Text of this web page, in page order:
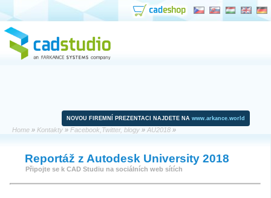
NOVOU FIREMNÍ PREZENTACI NAJDETE NA www.arkance.world
Home » Kontakty » Facebook,Twitter, blogy » AU2018 »
Reportáž z Autodesk University 2018
Připojte se k CAD Studiu na sociálních web sítích